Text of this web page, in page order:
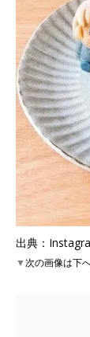
出典：
▼次の画像は下